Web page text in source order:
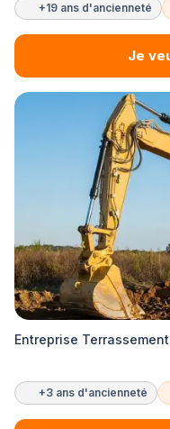
+19 ans d'ancienneté
Je
Entreprise
+3 ans d'ancienneté